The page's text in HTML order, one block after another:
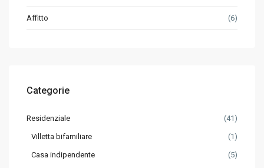
Affitto (6)
Categorie
Residenziale (41)
Villetta bifamiliare (1)
Casa indipendente (5)